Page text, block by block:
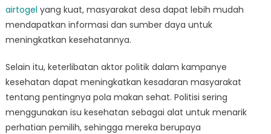
airtogel yang kuat, masyarakat desa dapat lebih mudah
mendapatkan informasi dan sumber daya untuk
meningkatkan kesehatannya.
Selain itu, keterlibatan aktor politik dalam kampanye
kesehatan dapat meningkatkan kesadaran masyarakat
tentang pentingnya pola makan sehat. Politisi sering
menggunakan isu kesehatan sebagai alat untuk menarik
perhatian pemilih, sehingga mereka berupaya